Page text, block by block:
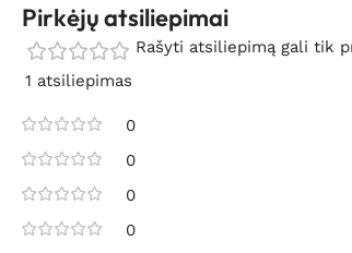
Pirkėjų atsiliepimai
1 atsiliepimas
0
0
0
0
Rašyti atsiliepimą gali tik